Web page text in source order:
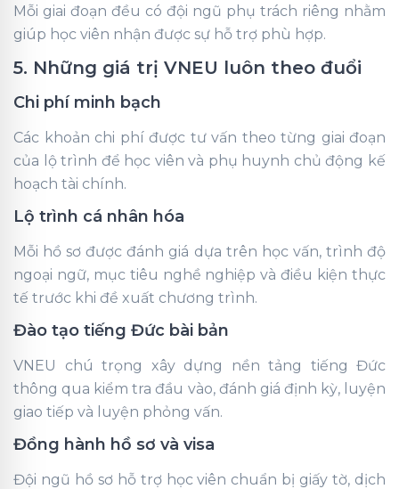
Mỗi giai đoạn đều có đội ngũ phụ trách riêng nhằm
giúp học viên nhận được sự hỗ trợ phù hợp.
5. Những giá trị VNEU luôn theo đuổi
Chi phí minh bạch
Các khoản chi phí được tư vấn theo từng giai đoạn
của lộ trình để học viên và phụ huynh chủ động kế
hoạch tài chính.
Lộ trình cá nhân hóa
Mỗi hồ sơ được đánh giá dựa trên học vấn, trình độ
ngoại ngữ, mục tiêu nghề nghiệp và điều kiện thực
tế trước khi đề xuất chương trình.
Đào tạo tiếng Đức bài bản
VNEU chú trọng xây dựng nền tảng tiếng Đức
thông qua kiểm tra đầu vào, đánh giá định kỳ, luyện
giao tiếp và luyện phỏng vấn.
Đồng hành hồ sơ và visa
Đội ngũ hồ sơ hỗ trợ học viên chuẩn bị giấy tờ, dịch